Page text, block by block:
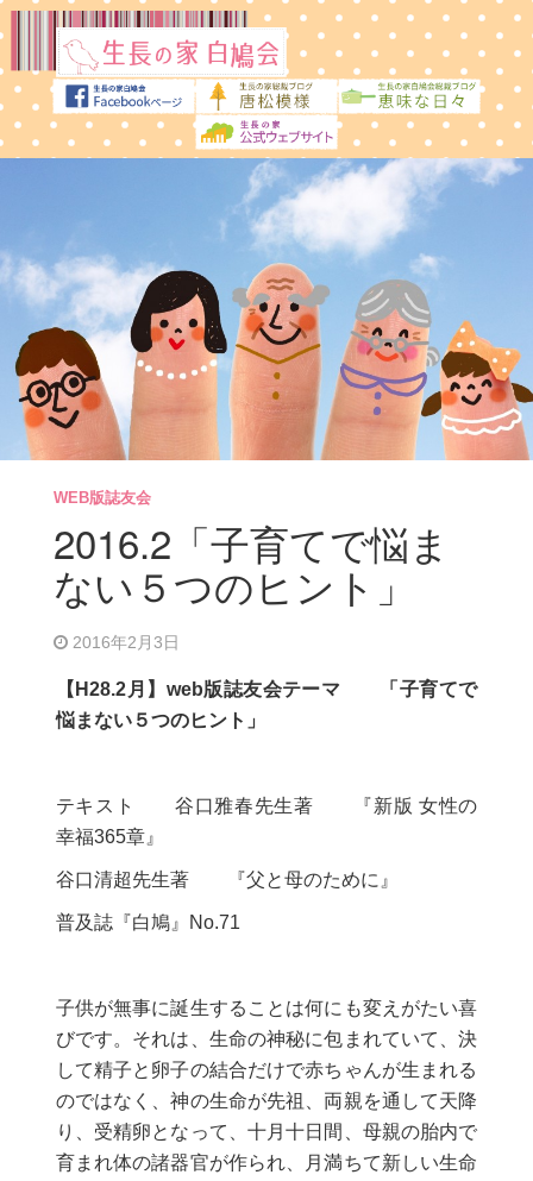
WEB版誌友会
2016.2「子育てで悩ま
ない５つのヒント」
2016年2月3日
【 H28.2 月】 web版誌友会テーマ 「子育てで
悩まない５つのヒント」
テキスト 谷口雅春先生著 『新版 女性の
幸福365章』
谷口清超先生著 『父と母のために』
普及誌『白鳩』No.71
子供が無事に誕生することは何にも変えがたい喜
びです。それは、生命の神秘に包まれていて、決
して精子と卵子の結合だけで赤ちゃんが生まれる
のではなく、神の生命が先祖、両親を通して天降
り、受精卵となって、十月十日間、母親の胎内で
育まれ体の諸器官が作られ、月満ちて新しい生命